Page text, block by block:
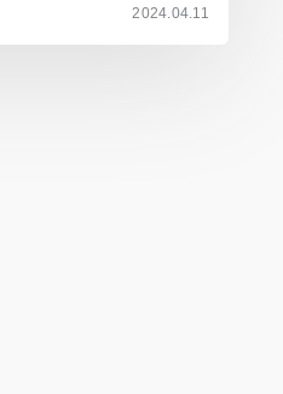
2024.04.11